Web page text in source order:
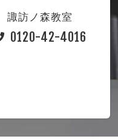
諏訪ノ森教室
0120-42-4016